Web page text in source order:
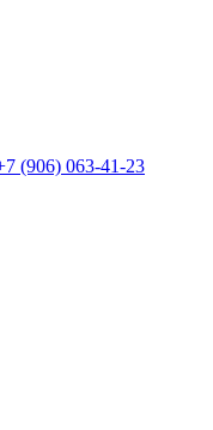
(906) 063-41-23